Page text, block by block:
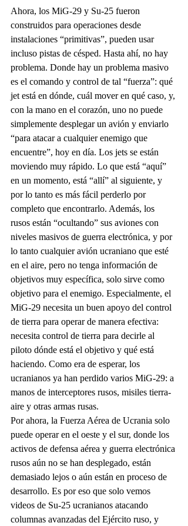
Ahora, los MiG-29 y Su-25 fueron
construidos para operaciones desde
instalaciones “primitivas”, pueden usar
incluso pistas de césped. Hasta ahí, no hay
problema. Donde hay un problema masivo
es el comando y control de tal “fuerza”: qué
jet está en dónde, cuál mover en qué caso, y,
con la mano en el corazón, uno no puede
simplemente desplegar un avión y enviarlo
“para atacar a cualquier enemigo que
encuentre”, hoy en día. Los jets se están
moviendo muy rápido. Lo que está “aquí”
en un momento, está “allí” al siguiente, y
por lo tanto es más fácil perderlo por
completo que encontrarlo. Además, los
rusos están “ocultando” sus aviones con
niveles masivos de guerra electrónica, y por
lo tanto cualquier avión ucraniano que esté
en el aire, pero no tenga información de
objetivos muy específica, solo sirve como
objetivo para el enemigo. Especialmente, el
MiG-29 necesita un buen apoyo del control
de tierra para operar de manera efectiva:
necesita control de tierra para decirle al
piloto dónde está el objetivo y qué está
haciendo. Como era de esperar, los
ucranianos ya han perdido varios MiG-29: a
manos de interceptores rusos, misiles tierra-
aire y otras armas rusas.
Por ahora, la Fuerza Aérea de Ucrania solo
puede operar en el oeste y el sur, donde los
activos de defensa aérea y guerra electrónica
rusos aún no se han desplegado, están
demasiado lejos o aún están en proceso de
desarrollo. Es por eso que solo vemos
videos de Su-25 ucranianos atacando
columnas avanzadas del Ejército ruso, y